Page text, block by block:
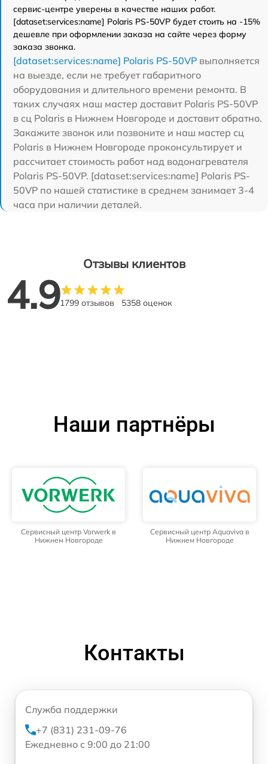
сервис-центре уверены в качестве наших работ.
[dataset:services:name] Polaris PS-50VP будет стоить на -15%
дешевле при оформлении заказа на сайте через форму
заказа звонка.
[dataset:services:name] Polaris PS-50VP выполняется
на выезде, если не требует габаритного
оборудования и длительного времени ремонта. В
таких случаях наш мастер доставит Polaris PS-50VP
в сц Polaris в Нижнем Новгороде и доставит обратно.
Закажите звонок или позвоните и наш мастер сц
Polaris в Нижнем Новгороде проконсультирует и
рассчитает стоимость работ над водонагревателя
Polaris PS-50VP. [dataset:services:name] Polaris PS-
50VP по нашей статистике в среднем занимает 3-4
часа при наличии деталей.
Отзывы клиентов
4.91799 отзывов 5358 оценок
Наши партнёры
Сервисный центр Vorwerk в
Нижнем Новгороде
Сервисный центр Aquaviva в
Нижнем Новгороде
Контакты
Служба поддержки
+7 (831) 231-09-76
Ежедневно с 9:00 до 21:00